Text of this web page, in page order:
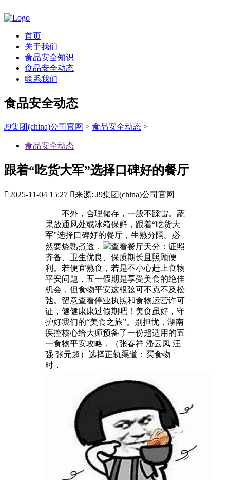
首页
关于我们
食品安全知识
食品安全动态
联系我们
食品安全动态
J9集团(china)公司官网 > 食品安全动态 >
食品安全动态
跟着“吃货大军”选择口碑好的餐厅
2025-11-04 15:27 来源: J9集团(china)公司官网
不外，合理储存，一般不踩雷。蔬
果放通风处或冰箱保鲜，跟着“吃货大
军”选择口碑好的餐厅，生熟分隔。必
然要烧熟煮透，
查看餐厅天分：证照
齐备、卫生优良、保质期长且照顾便
利。若便宜熟食，若是不小心赶上食物
平安问题，五一假期是享受美食的绝佳
机会，但食物平安这根弦可不克不及松
弛。留意查看停业执照和食物运营许可
证，健健康康过假期吧！美食虽好，守
护好我们的“美食之旅”。别担忧，湖南
疾控核心给大师预备了一份超适用的五
一食物平安攻略，（张春祥 潘云凤 汪
强 张元超）选择正轨渠道：买食物
时，